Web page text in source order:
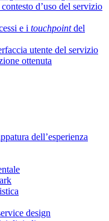
d’uso del servizio
e i touchpointdel
utente del servizio
ottenuta
dell’esperienza
design